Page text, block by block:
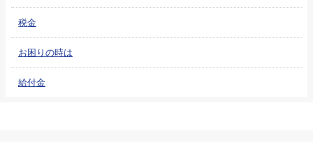
税金
お困りの時は
給付金